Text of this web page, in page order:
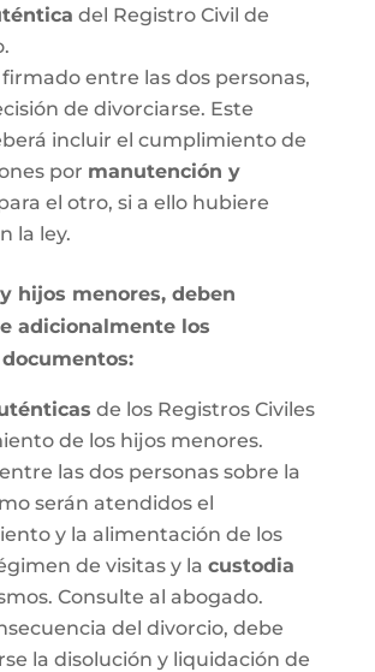
del Registro Civil de
entre las dos personas,
de divorciarse. Este
incluir el cumplimiento de
por manutención y
el otro, si a ello hubiere
la ley.
hijos menores, deben
adicionalmente los
de los Registros Civiles
de los hijos menores.
las dos personas sobre la
serán atendidos el
y la alimentación de los
de visitas y la custodia
Consulte al abogado.
del divorcio, debe
la disolución y liquidación de